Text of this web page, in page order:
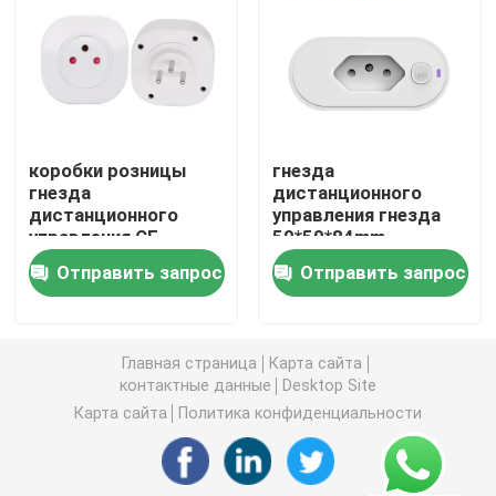
Беспроводной переключатель дистанционного
Гнездо Wifi умное
Гнездо Zigbee умное
Само- приведенный в действие беспроводной
Умный датчик тревоги
коробки розницы
гнезда
дистанционного
управления CE
2200W выход гнезда
беспроводной
беспроводной
Отправить запрос
гнезда
дистанционного
управления гнезда
50*50*84mm
дистанционного
управления 110V
240V беспроводные
Отправить запрос
Главная страница
Карта сайта
контактные данные
Desktop Site
Карта сайта
Политика конфиденциальности